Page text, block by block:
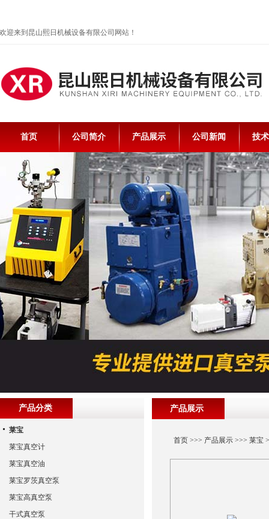
欢迎来到昆山熙日机械设备有限公司网站！
首页 公司简介 产品展示 公司新闻 技
产品展示
首页>>> 产品展示>>> 莱宝
产品分类
莱宝
莱宝真空计
莱宝真空油
莱宝罗茨真空泵
莱宝高真空泵
干式真空泵